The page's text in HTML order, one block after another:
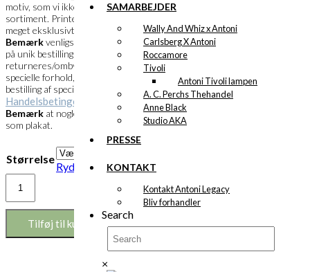
SAMARBEJDER
Wally And Whiz x Antoni
Carlsberg X Antoni
Roccamore
Tivoli
Antoni Tivoli lampen
A. C. Perchs Thehandel
Anne Black
Studio AKA
PRESSE
KONTAKT
Kontakt Antoni Legacy
Bliv forhandler
Search
×
motiv, som vi ikke har i vores faste
sortiment. Printets overflade fremstår
meget eksklusivt og farverne meget klare.
Bemærkvenligst at specialprint kun laves
på unik bestilling og derfor ikke kan
returneres/ombyttes. Husk at læse de
specielle forhold, der gør sig gældende ved
bestilling af specialprint under vores
Handelsbetingelser
Bemærk at nogle motiver måske findes
som plakat.
Størrelse
Ryd
print:
Merry
CherryTilføj til kurv